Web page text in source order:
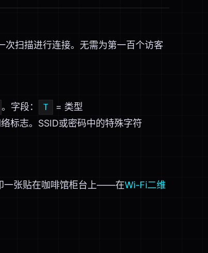
扫描进行连接。无需为第一百个访客
。字段： T
= 类型
标志。SSID或密码中的特殊字符
一张贴在咖啡馆柜台上——在Wi-Fi二维